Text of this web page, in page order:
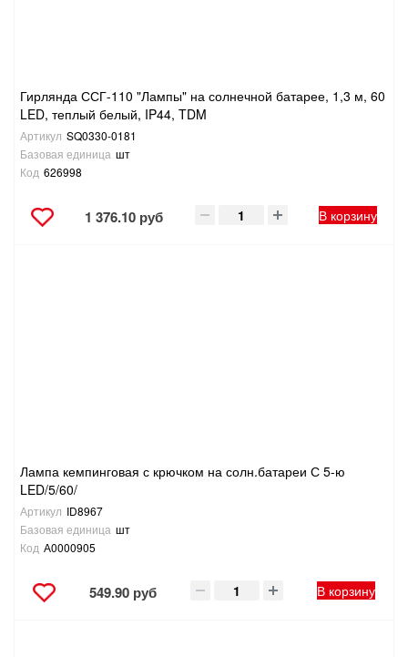
Гирлянда ССГ-110 "Лампы" на солнечной батарее, 1,3 м, 60
LED, теплый белый, IP44, TDM
Артикул SQ0330-0181
Базовая единица шт
Код 626998
1 376.10 руб В корзину
Лампа кемпинговая с крючком на солн.батареи С 5-ю
LED/5/60/
Артикул ID8967
Базовая единица шт
Код А0000905
549.90 руб В корзину